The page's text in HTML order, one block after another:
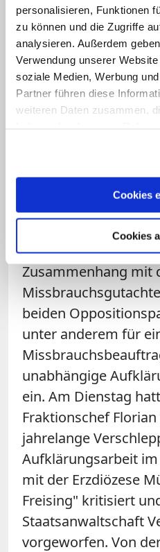
personalisieren, Funktionen
zu können und die Zugriffe
analysieren. Außerdem
Verwendung unserer
soziale Medien, Werbung
Partner führen diese
weiteren Daten zusammen,
Cookies
Cookies
angeboten. Er wolle
einbringen und
anbieten, die wir
wieder besser wird".
Gespräche mit den
er beibehalten,
Am Mittwoch hatten
Grünen und der SPD
Landtag zwei
Zusammenhang mit
beiden
unter anderem für
unabhängige
ein. Am Dienstag
Fraktionschef
jahrelange
Aufklärungsarbeit
mit der Erzdiözese
Freising" kritisiert
Staatsanwaltschaft
vorgeworfen. Von